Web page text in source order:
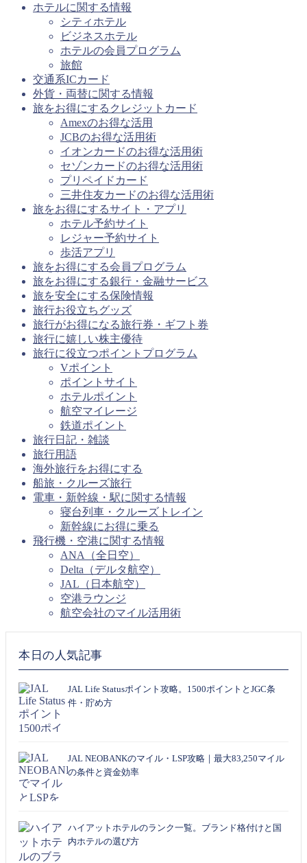
ホテルに関する情報
シティホテル
ビジネスホテル
ホテルの会員プログラム
旅館
交通系ICカード
外貨・両替に関する情報
旅をお得にするクレジットカード
Amexのお得な活用
JCBのお得な活用術
イオンカードのお得な活用術
セゾンカードのお得な活用術
プリペイドカード
三井住友カードのお得な活用術
旅をお得にするサイト・アプリ
ホテル予約サイト
レジャー予約サイト
歩活アプリ
旅をお得にする会員プログラム
旅をお得にする銀行・金融サービス
旅を安全にする保険情報
旅行お役立ちグッズ
旅行がお得になる旅行券・ギフト券
旅行に嬉しい株主優待
旅行に役立つポイントプログラム
Vポイント
ポイントサイト
ホテルポイント
航空マイレージ
鉄道ポイント
旅行日記・雑談
旅行用語
海外旅行をお得にする
船旅・クルーズ旅行
電車・新幹線・駅に関する情報
寝台列車・クルーズトレイン
新幹線にお得に乗る
飛行機・空港に関する情報
ANA（全日空）
Delta（デルタ航空）
JAL（日本航空）
空港ラウンジ
航空会社のマイル活用術
本日の人気記事
JAL Life Statusポイント攻略。1500ポイントとJGC条
件・貯め方
JAL NEOBANKのマイル・LSP攻略｜最大83,250マイル
の条件と資金効率
ハイアットホテルのランク一覧。ブランド格付けと国
内ホテルの選び方